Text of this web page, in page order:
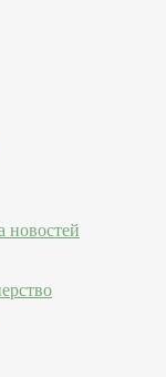
новостей